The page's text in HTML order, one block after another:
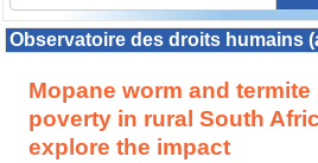
Observatoire des droits humains
Mopane worm and
poverty in rural South
explore the impact